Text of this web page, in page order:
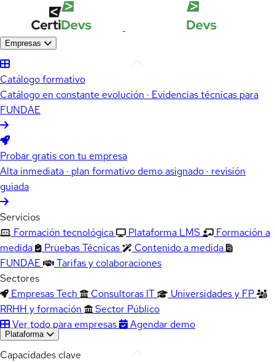
Empresas
Catálogo formativo
Catálogo en constante evolución · Evidencias técnicas para
FUNDAE
Probar gratis con tu empresa
Alta inmediata · plan formativo demo asignado · revisión
guiada
Servicios
Formación tecnológica
Plataforma LMS
Formación a
medida
Pruebas Técnicas
Contenido a medida
FUNDAE
Tarifas y colaboraciones
Sectores
Empresas Tech
Consultoras IT
Universidades y FP
RRHH y formación
Sector Público
Ver todo para empresas
Agendar demo
Plataforma
Capacidades clave